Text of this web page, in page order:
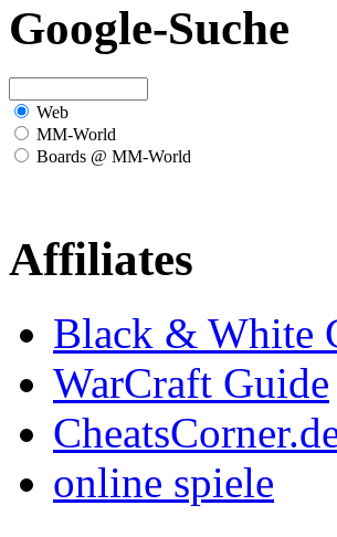
Google-Suche
Web
MM-World
Boards @ MM-World
Affiliates
Black & White
WarCraft Guide
online spiele